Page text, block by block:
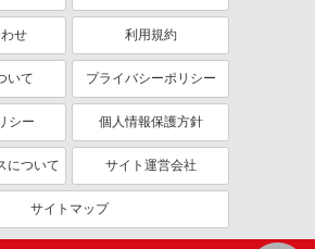
せ 利用規約
いて プライバシーポリシー
シー 個人情報保護方針
について サイト運営会社
サイトマップ